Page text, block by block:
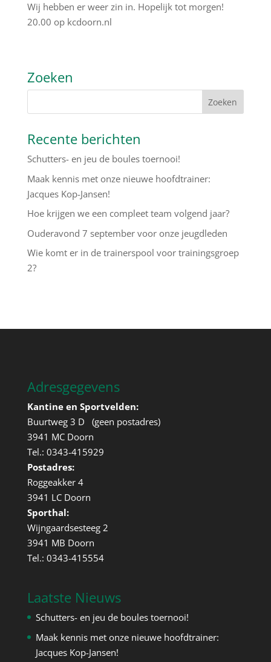
Wij hebben er weer zin in. Hopelijk tot morgen!
20.00 op kcdoorn.nl
Zoeken
Recente berichten
Schutters- en jeu de boules toernooi!
Maak kennis met onze nieuwe hoofdtrainer:
Jacques Kop-Jansen!
Hoe krijgen we een compleet team volgend jaar?
Ouderavond 7 september voor onze jeugdleden
Wie komt er in de trainerspool voor trainingsgroep
2?
Adresgegevens
Kantine en Sportvelden:
Buurtweg 3 D (geen postadres)
3941 MC Doorn
Tel.: 0343-415929
Postadres:
Roggeakker 4
3941 LC Doorn
Sporthal:
Wijngaardsesteeg 2
3941 MB Doorn
Tel.: 0343-415554
Laatste Nieuws
Schutters- en jeu de boules toernooi!
Maak kennis met onze nieuwe hoofdtrainer:
Jacques Kop-Jansen!